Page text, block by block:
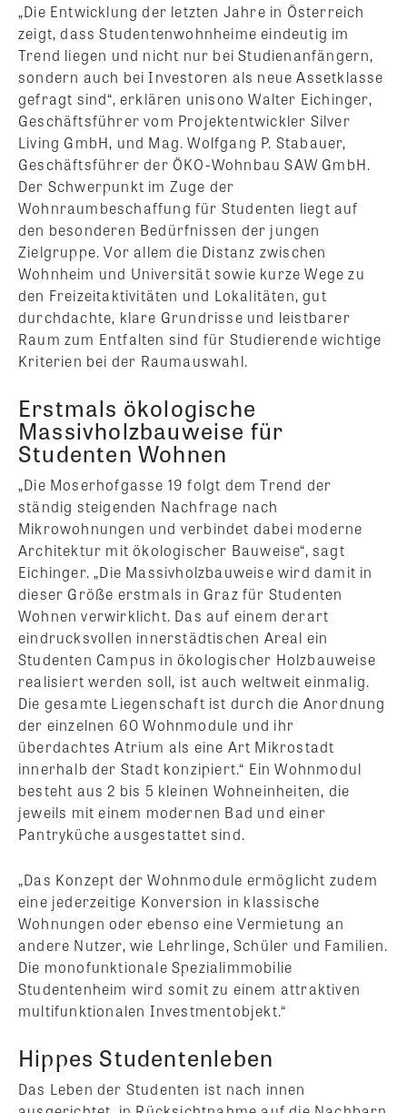
„Die Entwicklung der letzten Jahre in Österreich
zeigt, dass Studentenwohnheime eindeutig im
Trend liegen und nicht nur bei Studienanfängern,
sondern auch bei Investoren als neue Assetklasse
gefragt sind“, erklären unisono Walter Eichinger,
Geschäftsführer vom Projektentwickler Silver
Living GmbH, und Mag. Wolfgang P. Stabauer,
Geschäftsführer der ÖKO-Wohnbau SAW GmbH.
Der Schwerpunkt im Zuge der
Wohnraumbeschaffung für Studenten liegt auf
den besonderen Bedürfnissen der jungen
Zielgruppe. Vor allem die Distanz zwischen
Wohnheim und Universität sowie kurze Wege zu
den Freizeitaktivitäten und Lokalitäten, gut
durchdachte, klare Grundrisse und leistbarer
Raum zum Entfalten sind für Studierende wichtige
Kriterien bei der Raumauswahl.
Erstmals ökologische
Massivholzbauweise für
Studenten Wohnen
„Die Moserhofgasse 19 folgt dem Trend der
ständig steigenden Nachfrage nach
Mikrowohnungen und verbindet dabei moderne
Architektur mit ökologischer Bauweise“, sagt
Eichinger. „Die Massivholzbauweise wird damit in
dieser Größe erstmals in Graz für Studenten
Wohnen verwirklicht. Das auf einem derart
eindrucksvollen innerstädtischen Areal ein
Studenten Campus in ökologischer Holzbauweise
realisiert werden soll, ist auch weltweit einmalig.
Die gesamte Liegenschaft ist durch die Anordnung
der einzelnen 60 Wohnmodule und ihr
überdachtes Atrium als eine Art Mikrostadt
innerhalb der Stadt konzipiert.“ Ein Wohnmodul
besteht aus 2 bis 5 kleinen Wohneinheiten, die
jeweils mit einem modernen Bad und einer
Pantryküche ausgestattet sind.
„Das Konzept der Wohnmodule ermöglicht zudem
eine jederzeitige Konversion in klassische
Wohnungen oder ebenso eine Vermietung an
andere Nutzer, wie Lehrlinge, Schüler und Familien.
Die monofunktionale Spezialimmobilie
Studentenheim wird somit zu einem attraktiven
multifunktionalen Investmentobjekt.“
Hippes Studentenleben
Das Leben der Studenten ist nach innen